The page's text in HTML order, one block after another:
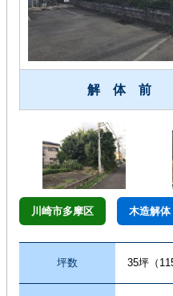
解 体 前
川崎市多摩区 木造解体
坪数 35坪（